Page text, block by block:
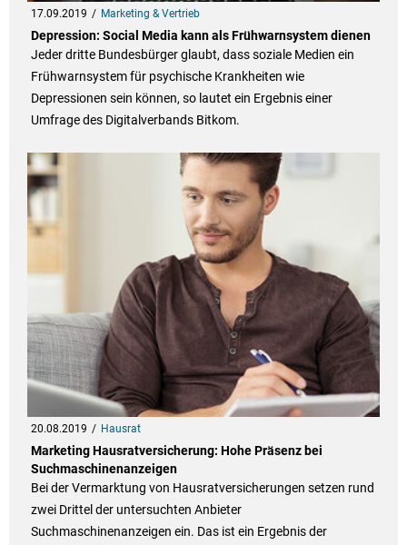
17.09.2019 Marketing & Vertrieb
Depression: Social Media kann als Frühwarnsystem dienen
Jeder dritte Bundesbürger glaubt, dass soziale Medien ein
Frühwarnsystem für psychische Krankheiten wie
Depressionen sein können, so lautet ein Ergebnis einer
Umfrage des Digitalverbands Bitkom.
20.08.2019 Hausrat
Marketing Hausratversicherung: Hohe Präsenz bei
Suchmaschinenanzeigen
Bei der Vermarktung von Hausratversicherungen setzen rund
zwei Drittel der untersuchten Anbieter
Suchmaschinenanzeigen ein. Das ist ein Ergebnis der